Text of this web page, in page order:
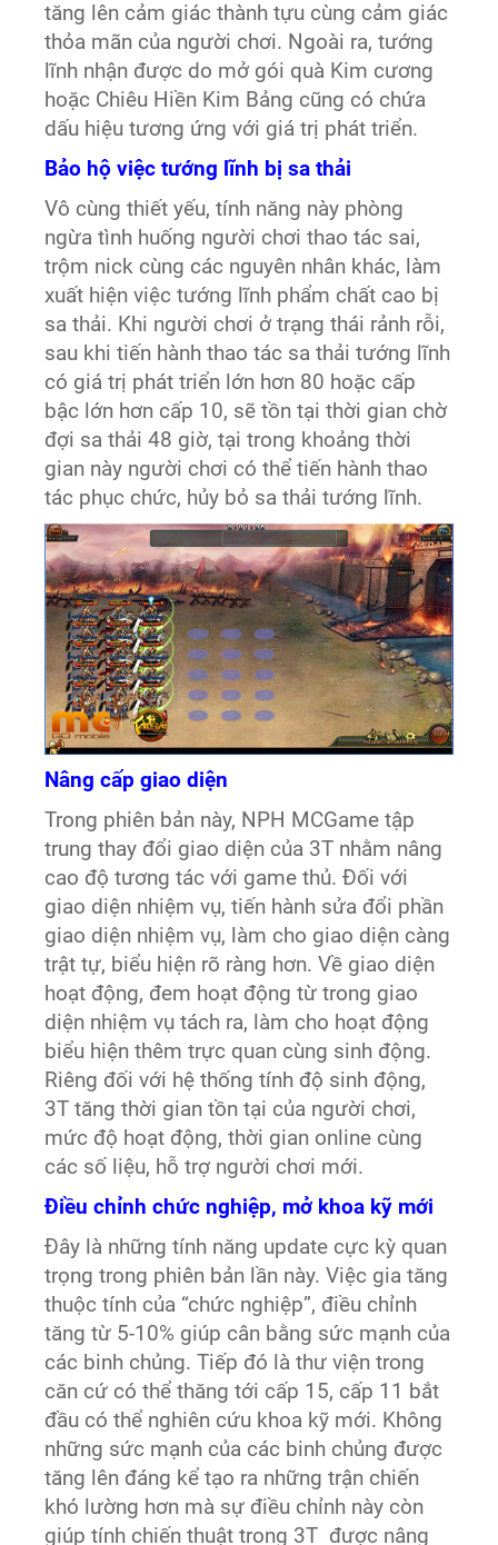
tăng lên cảm giác thành tựu cùng cảm giác
thỏa mãn của người chơi. Ngoài ra, tướng
lĩnh nhận được do mở gói quà Kim cương
hoặc Chiêu Hiền Kim Bảng cũng có chứa
dấu hiệu tương ứng với giá trị phát triển.
Bảo hộ việc tướng lĩnh bị sa thải
Vô cùng thiết yếu, tính năng này phòng
ngừa tình huống người chơi thao tác sai,
trộm nick cùng các nguyên nhân khác, làm
xuất hiện việc tướng lĩnh phẩm chất cao bị
sa thải. Khi người chơi ở trạng thái rảnh rỗi,
sau khi tiến hành thao tác sa thải tướng lĩnh
có giá trị phát triển lớn hơn 80 hoặc cấp
bậc lớn hơn cấp 10, sẽ tồn tại thời gian chờ
đợi sa thải 48 giờ, tại trong khoảng thời
gian này người chơi có thể tiến hành thao
tác phục chức, hủy bỏ sa thải tướng lĩnh.
Nâng cấp giao diện
Trong phiên bản này, NPH MCGame tập
trung thay đổi giao diện của 3T nhằm nâng
cao độ tương tác với game thủ. Đối với
giao diện nhiệm vụ, tiến hành sửa đổi phần
giao diện nhiệm vụ, làm cho giao diện càng
trật tự, biểu hiện rõ ràng hơn. Về giao diện
hoạt động, đem hoạt động từ trong giao
diện nhiệm vụ tách ra, làm cho hoạt động
biểu hiện thêm trực quan cùng sinh động.
Riêng đối với hệ thống tính độ sinh động,
3T tăng thời gian tồn tại của người chơi,
mức độ hoạt động, thời gian online cùng
các số liệu, hỗ trợ người chơi mới.
Điều chỉnh chức nghiệp, mở khoa kỹ mới
Đây là những tính năng update cực kỳ quan
trọng trong phiên bản lần này. Việc gia tăng
thuộc tính của “chức nghiệp”, điều chỉnh
tăng từ 5-10% giúp cân bằng sức mạnh của
các binh chủng. Tiếp đó là thư viện trong
căn cứ có thể thăng tới cấp 15, cấp 11 bắt
đầu có thể nghiên cứu khoa kỹ mới. Không
những sức mạnh của các binh chủng được
tăng lên đáng kể tạo ra những trận chiến
khó lường hơn mà sự điều chỉnh này còn
giúp tính chiến thuật trong 3T được nâng